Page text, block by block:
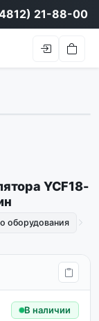
21-88-00
YCF18-
оборудования
В наличии